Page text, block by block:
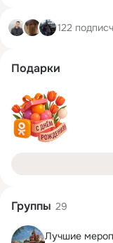
122
Подарки
Группы 29
Лучшие